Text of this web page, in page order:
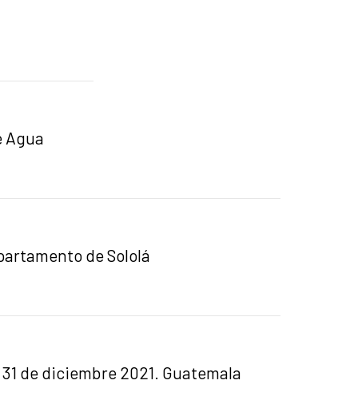
Agua
de Sololá
de diciembre 2021. Guatemala